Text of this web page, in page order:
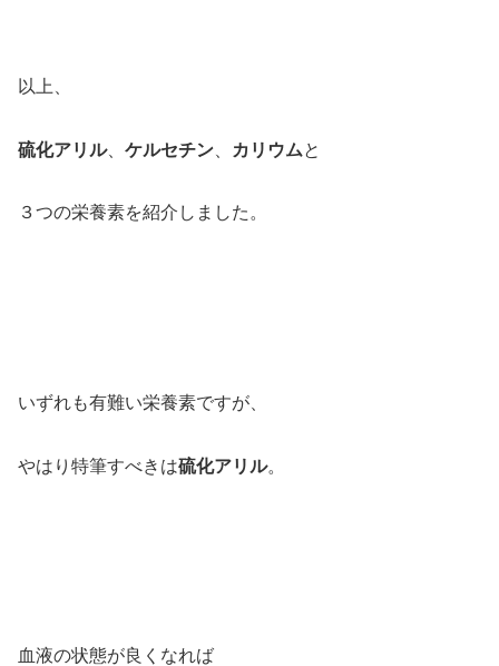
以上、
硫化アリル、 ケルセチン カリウムと
３つの栄養素を紹介しました。
いずれも有難い栄養素ですが、
やはり特筆すべきは硫化アリル。
血液の状態が良くなれば